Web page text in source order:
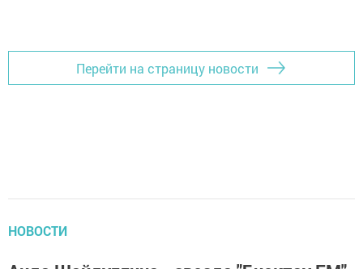
Перейти на страницу новости
НОВОСТИ